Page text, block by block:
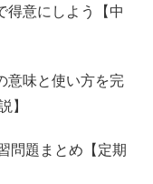
得意にしよう【中
意味と使い方を完
】
問題まとめ【定期